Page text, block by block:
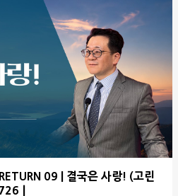
09 | 결국은 사랑! (고린
ㅣ